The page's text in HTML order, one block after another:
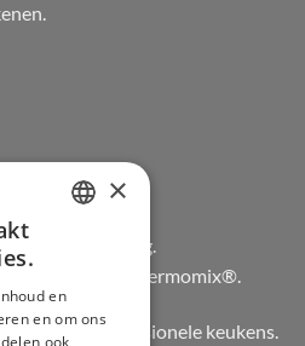
Big Green Egg.
van Vorwerk Thermomix®.
chefs en professionele keukens.
GERMAN
×
en
en om ons
ook